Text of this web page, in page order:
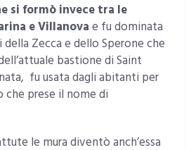
si formò invece tra le
e Villanovae fu dominata
Zecca e dello Sperone che
bastione di Saint
fu usata dagli abitanti per
prese il nome di
le mura diventò anch’essa